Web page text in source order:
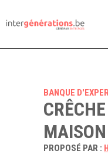
BANQUE
PROPOSÉ PAR :